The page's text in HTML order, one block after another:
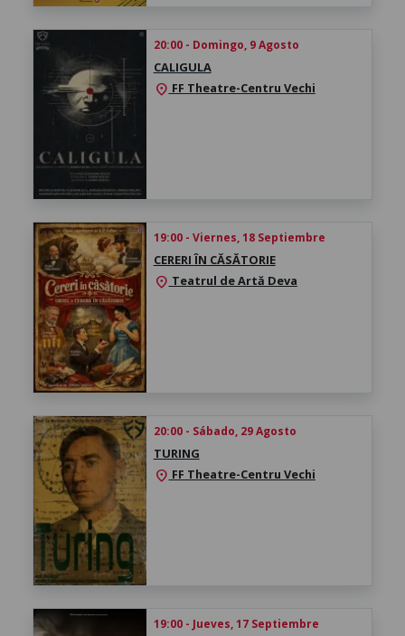
20:00 - Domingo, 9 Agosto
CALIGULA
location_on FF Theatre-Centru Vechi
19:00 - Viernes, 18 Septiembre
CERERI ÎN CĂSĂTORIE
location_on Teatrul de Artă Deva
20:00 - Sábado, 29 Agosto
TURING
location_on FF Theatre-Centru Vechi
19:00 - Jueves, 17 Septiembre